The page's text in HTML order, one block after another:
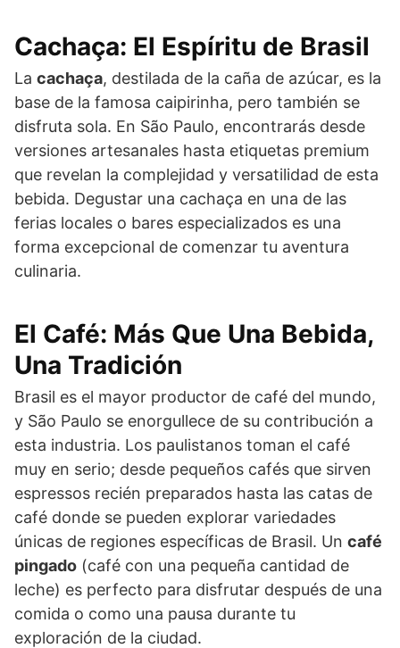
Cachaça: El Espíritu de Brasil
La cachaça, destilada de la caña de azúcar, es la
base de la famosa caipirinha, pero también se
disfruta sola. En São Paulo, encontrarás desde
versiones artesanales hasta etiquetas premium
que revelan la complejidad y versatilidad de esta
bebida. Degustar una cachaça en una de las
ferias locales o bares especializados es una
forma excepcional de comenzar tu aventura
culinaria.
El Café: Más Que Una Bebida,
Una Tradición
Brasil es el mayor productor de café del mundo,
y São Paulo se enorgullece de su contribución a
esta industria. Los paulistanos toman el café
muy en serio; desde pequeños cafés que sirven
espressos recién preparados hasta las catas de
café donde se pueden explorar variedades
únicas de regiones específicas de Brasil. Un café
pingado (café con una pequeña cantidad de
leche) es perfecto para disfrutar después de una
comida o como una pausa durante tu
exploración de la ciudad.